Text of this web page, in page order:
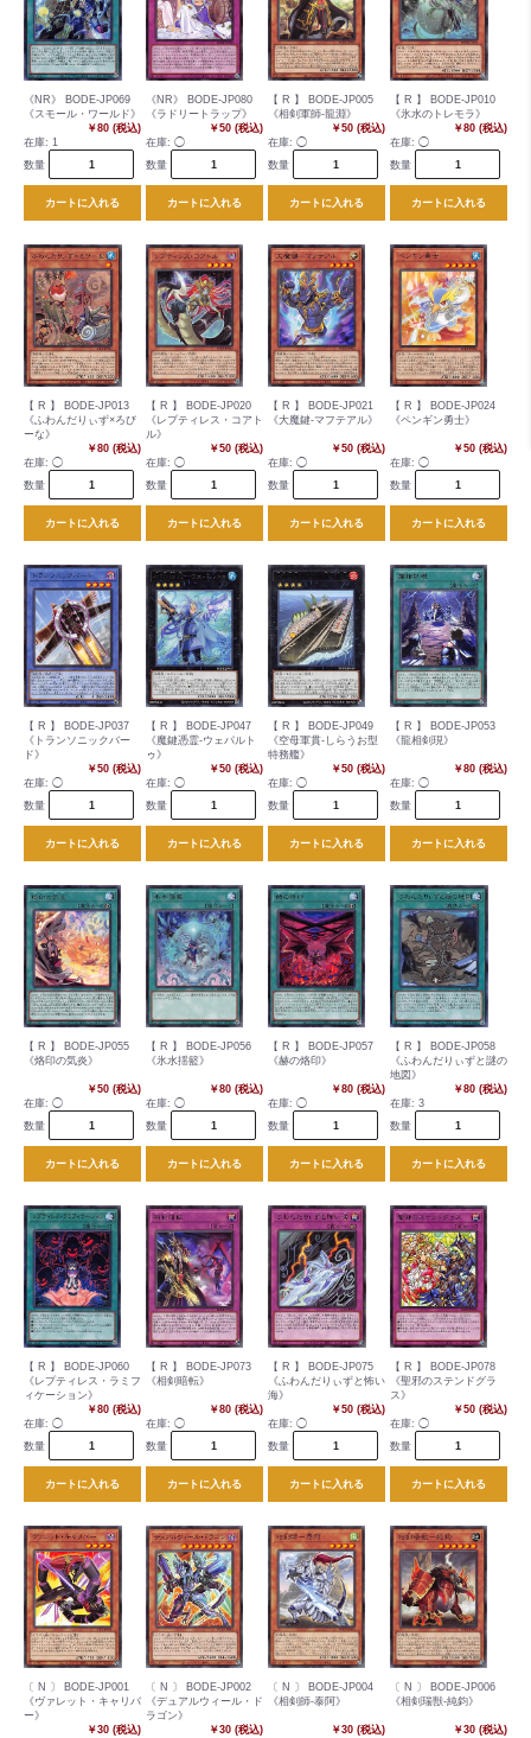
《NR》 BODE-JP069
《スモール・ワールド》
￥80 (税込)
在庫: 1
数量
カートに入れる
《NR》 BODE-JP080
《ラドリートラップ》
￥50 (税込)
在庫: ◯
数量
カートに入れる
【 R 】 BODE-JP005
《相剣軍師-龍淵》
￥50 (税込)
在庫: ◯
数量
カートに入れる
【 R 】 BODE-JP010
《氷水のトレモラ》
￥80 (税込)
在庫: ◯
数量
カートに入れる
【 R 】 BODE-JP013
《ふわんだりぃず×ろび
ーな》
￥80 (税込)
在庫: ◯
数量
カートに入れる
【 R 】 BODE-JP020
《レプティレス・コアト
ル》
￥50 (税込)
在庫: ◯
数量
カートに入れる
【 R 】 BODE-JP021
《大魔鍵-マフテアル》
￥50 (税込)
在庫: ◯
数量
カートに入れる
【 R 】 BODE-JP024
《ペンギン勇士》
￥50 (税込)
在庫: ◯
数量
カートに入れる
【 R 】 BODE-JP037
《トランソニックバー
ド》
￥50 (税込)
在庫: ◯
数量
カートに入れる
【 R 】 BODE-JP047
《魔鍵憑霊-ウェパルト
ゥ》
￥50 (税込)
在庫: ◯
数量
カートに入れる
【 R 】 BODE-JP049
《空母軍貫-しらうお型
特務艦》
￥50 (税込)
在庫: ◯
数量
カートに入れる
【 R 】 BODE-JP053
《龍相剣現》
￥80 (税込)
在庫: ◯
数量
カートに入れる
【 R 】 BODE-JP055
《烙印の気炎》
￥50 (税込)
在庫: ◯
数量
カートに入れる
【 R 】 BODE-JP056
《氷水揺籃》
￥80 (税込)
在庫: ◯
数量
カートに入れる
【 R 】 BODE-JP057
《赫の烙印》
￥80 (税込)
在庫: ◯
数量
カートに入れる
【 R 】 BODE-JP058
《ふわんだりぃずと謎の
地図》
￥80 (税込)
在庫: 3
数量
カートに入れる
【 R 】 BODE-JP060
《レプティレス・ラミフ
ィケーション》
￥80 (税込)
在庫: ◯
数量
カートに入れる
【 R 】 BODE-JP073
《相剣暗転》
￥80 (税込)
在庫: ◯
数量
カートに入れる
【 R 】 BODE-JP075
《ふわんだりぃずと怖い
海》
￥50 (税込)
在庫: ◯
数量
カートに入れる
【 R 】 BODE-JP078
《聖邪のステンドグラ
ス》
￥50 (税込)
在庫: ◯
数量
カートに入れる
〔 N 〕 BODE-JP001
《ヴァレット・キャリバ
ー》
￥30 (税込)
〔 N 〕 BODE-JP002
《デュアルウィール・ド
ラゴン》
￥30 (税込)
〔 N 〕 BODE-JP004
《相剣師-泰阿》
￥30 (税込)
〔 N 〕 BODE-JP006
《相剣瑞獣-純鈞》
￥30 (税込)